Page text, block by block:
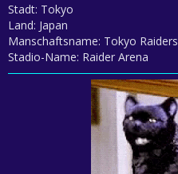
Stadt: Tokyo
Land: Japan
Manschaftsname: Tokyo Raiders
Stadio-Name: Raider Arena